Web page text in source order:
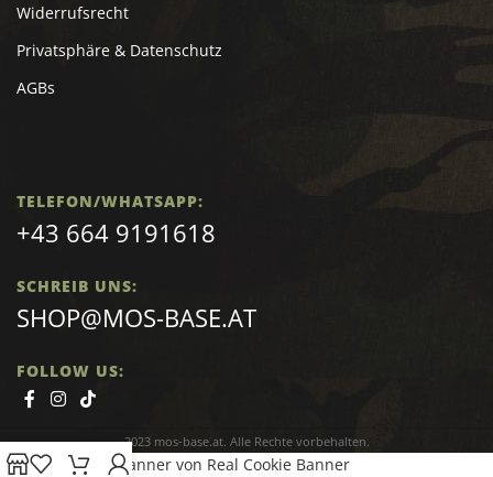
Widerrufsrecht
Privatsphäre & Datenschutz
AGBs
TELEFON/WHATSAPP:
+43 664 9191618
SCHREIB UNS:
SHOP@MOS-BASE.AT
FOLLOW US:
2023 mos-base.at. Alle Rechte vorbehalten.
Cookie Consent Banner von Real Cookie Banner